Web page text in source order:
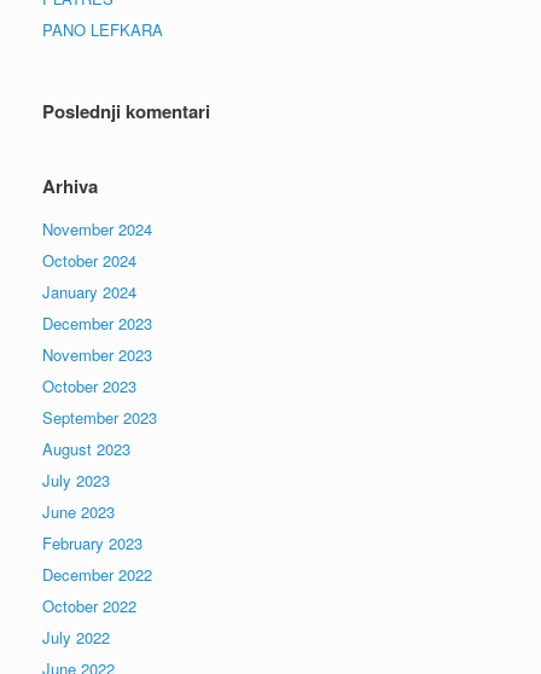
PANO LEFKARA
Poslednji komentari
Arhiva
November 2024
October 2024
January 2024
December 2023
November 2023
October 2023
September 2023
August 2023
July 2023
June 2023
February 2023
December 2022
October 2022
July 2022
June 2022